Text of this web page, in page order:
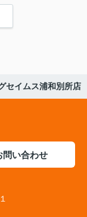
セイムス浦和別所店
問い合わせ